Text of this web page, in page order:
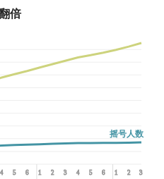
倍
4 5 6 1 2 3 4 5 6 1 2 3
摇号人数